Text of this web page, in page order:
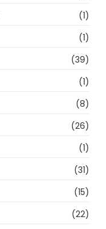
(1)
(1)
(39)
(1)
(8)
(26)
(1)
(31)
(15)
(22)